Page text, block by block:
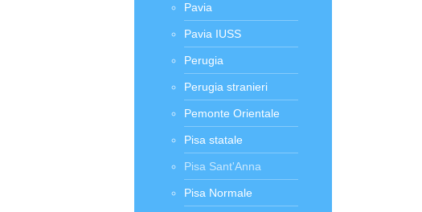
Pavia
Pavia IUSS
Perugia
Perugia stranieri
Pemonte Orientale
Pisa statale
Pisa Sant'Anna
Pisa Normale